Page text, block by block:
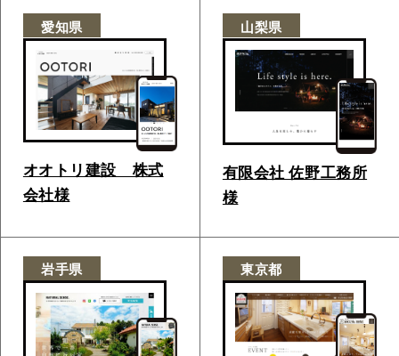
愛知県
オオトリ建設 株式
会社様
山梨県
有限会社 佐野工務所
様
岩手県 東京都